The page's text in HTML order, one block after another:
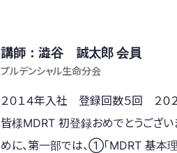
講師：澁谷 誠太郎 会員
プルデンシャル生命分会
２０１４年入社 登録回数５回 ２０
皆様MDRT 初登録おめでとうござい
めに、第一部では、①「MDRT 基本